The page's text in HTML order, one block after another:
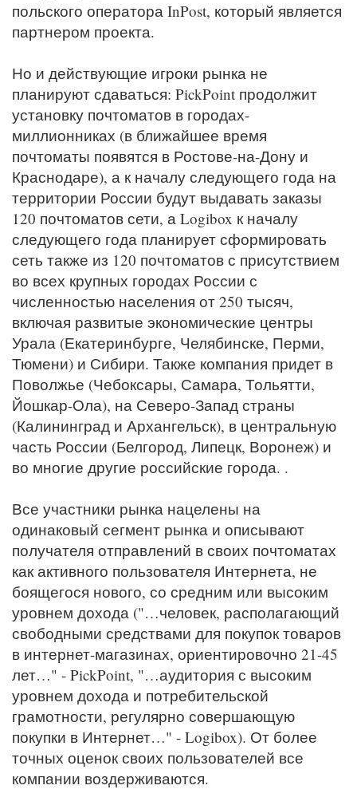
польского оператора InPost, который является
партнером проекта.
Но и действующие игроки рынка не
планируют сдаваться: PickPoint продолжит
установку почтоматов в городах-
миллионниках (в ближайшее время
почтоматы появятся в Ростове-на-Дону и
Краснодаре), а к началу следующего года на
территории России будут выдавать заказы
120 почтоматов сети, а Logibox к началу
следующего года планирует сформировать
сеть также из 120 почтоматов с присутствием
во всех крупных городах России с
численностью населения от 250 тысяч,
включая развитые экономические центры
Урала (Екатеринбурге, Челябинске, Перми,
Тюмени) и Сибири. Также компания придет в
Поволжье (Чебоксары, Самара, Тольятти,
Йошкар-Ола), на Северо-Запад страны
(Калининград и Архангельск), в центральную
часть России (Белгород, Липецк, Воронеж) и
во многие другие российские города. .
Все участники рынка нацелены на
одинаковый сегмент рынка и описывают
получателя отправлений в своих почтоматах
как активного пользователя Интернета, не
боящегося нового, со средним или высоким
уровнем дохода ("…человек, располагающий
свободными средствами для покупок товаров
в интернет-магазинах, ориентировочно 21-45
лет…" - PickPoint, "…аудитория с высоким
уровнем дохода и потребительской
грамотности, регулярно совершающую
покупки в Интернет…" - Logibox). От более
точных оценок своих пользователей все
компании воздерживаются.